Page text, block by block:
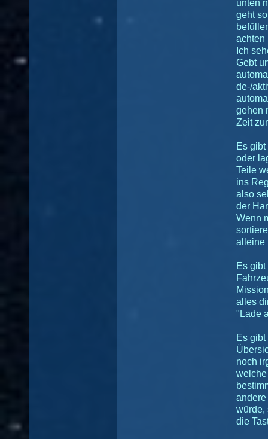
unten
geht
achten
Ich
Gebt
de-/
gehen
Zeit
Es
oder
Teile
ins
also
der
Wenn
alleine
Es
alles
"Lade
Es
noch
würde,
die